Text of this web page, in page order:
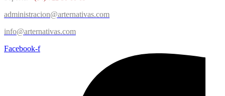
administracion@arternativas.com
info@arternativas.com
Facebook-f